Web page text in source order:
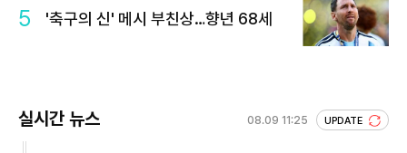
5 '축구의 신' 메시 부친상…향년 68세
실시간 뉴스 08.09 11:25 UPDATE